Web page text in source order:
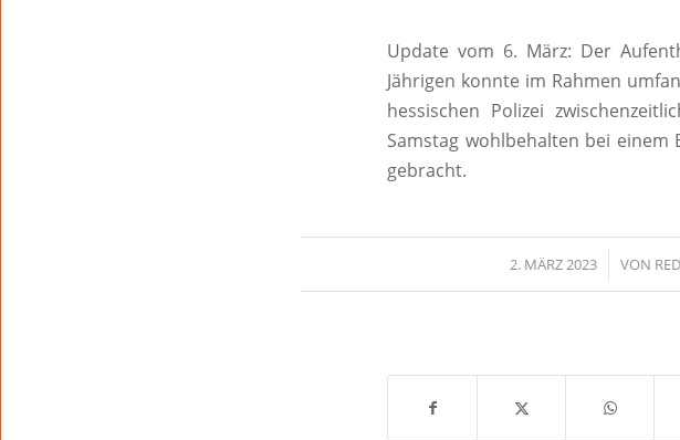
Update vom 6. März: Der
Jährigen konnte im Rahmen
hessischen Polizei
Samstag wohlbehalten bei
gebracht.
2. MÄRZ 2023
/ VON